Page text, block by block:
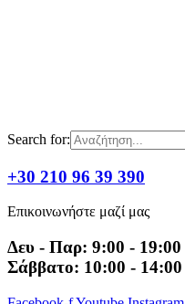
Search for:
+30 210 96 39 390
Επικοινωνήστε μαζί μας
Δευ - Παρ: 9:00 - 19:00
Σάββατο: 10:00 - 14:00